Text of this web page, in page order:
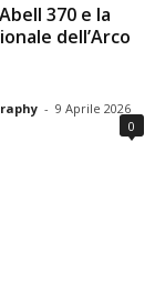
370 e la
dell’Arco
- 9 Aprile 2026
0